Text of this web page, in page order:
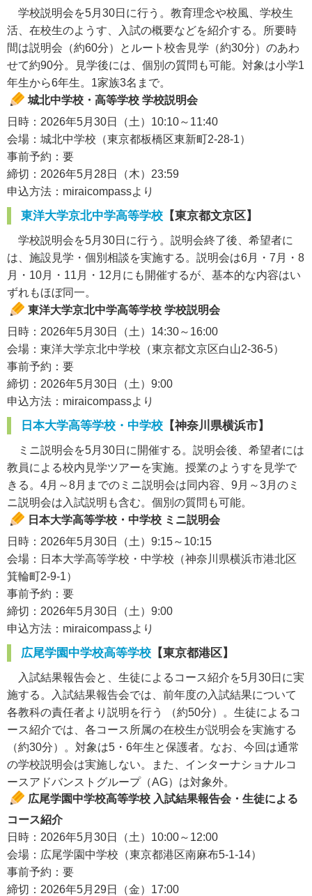
学校説明会を5月30日に行う。教育理念や校風、学校生
活、在校生のようす、入試の概要などを紹介する。所要時
間は説明会（約60分）とルート校舎見学（約30分）のあわ
せて約90分。見学後には、個別の質問も可能。対象は小学1
年生から6年生。1家族3名まで。
城北中学校・高等学校 学校説明会
日時：2026年5月30日（土）10:10～11:40
会場：城北中学校（東京都板橋区東新町2-28-1）
事前予約：要
締切：2026年5月28日（木）23:59
申込方法：miraicompassより
東洋大学京北中学高等学校 【東京都文京区】
学校説明会を5月30日に行う。説明会終了後、希望者に
は、施設見学・個別相談を実施する。説明会は6月・7月・8
月・10月・11月・12月にも開催するが、基本的な内容はい
ずれもほぼ同一。
東洋大学京北中学高等学校 学校説明会
日時：2026年5月30日（土）14:30～16:00
会場：東洋大学京北中学校（東京都文京区白山2-36-5）
事前予約：要
締切：2026年5月30日（土）9:00
申込方法：miraicompassより
日本大学高等学校・中学校 【神奈川県横浜市】
ミニ説明会を5月30日に開催する。説明会後、希望者には
教員による校内見学ツアーを実施。授業のようすを見学で
きる。4月～8月までのミニ説明会は同内容、9月～3月のミ
ニ説明会は入試説明も含む。個別の質問も可能。
日本大学高等学校・中学校 ミニ説明会
日時：2026年5月30日（土）9:15～10:15
会場：日本大学高等学校・中学校（神奈川県横浜市港北区
箕輪町2-9-1）
事前予約：要
締切：2026年5月30日（土）9:00
申込方法：miraicompassより
広尾学園中学校高等学校 【東京都港区】
入試結果報告会と、生徒によるコース紹介を5月30日に実
施する。入試結果報告会では、前年度の入試結果について
各教科の責任者より説明を行う （約50分）。生徒によるコ
ース紹介では、各コース所属の在校生が説明会を実施する
（約30分）。対象は5・6年生と保護者。なお、今回は通常
の学校説明会は実施しない。また、インターナショナルコ
ースアドバンストグループ（AG）は対象外。
広尾学園中学校高等学校 入試結果報告会・生徒による
コース紹介
日時：2026年5月30日（土）10:00～12:00
会場：広尾学園中学校（東京都港区南麻布5-1-14）
事前予約：要
締切：2026年5月29日（金）17:00